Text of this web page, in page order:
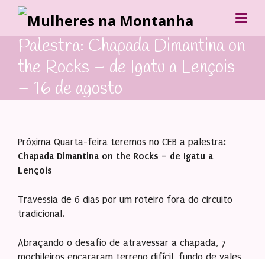
Palestra: Chapada Dimantina on
the Rocks – de Igatu a Lençois
– 16 de agosto
Próxima Quarta-feira teremos no CEB a palestra:
Chapada Dimantina on the Rocks – de Igatu a
Lençois
Travessia de 6 dias por um roteiro fora do circuito
tradicional.
Abraçando o desafio de atravessar a chapada, 7